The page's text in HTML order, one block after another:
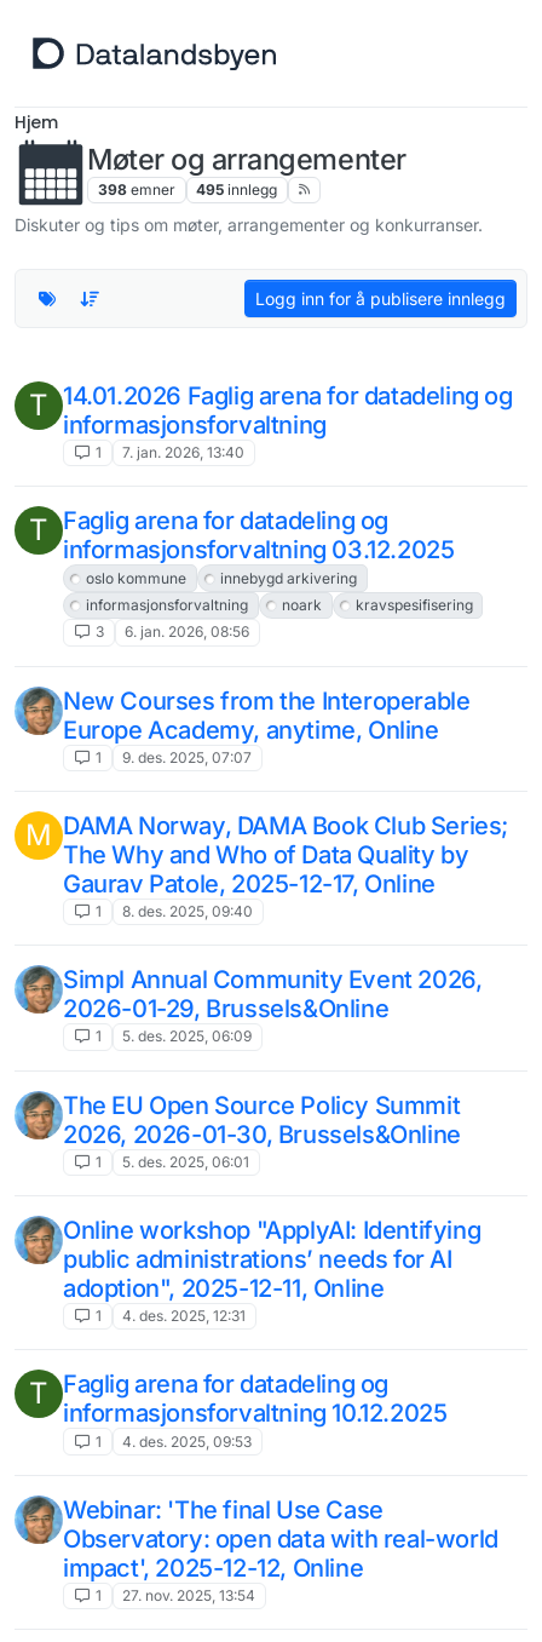
Hjem
Møter og arrangementer
398 emner 495 innlegg
Diskuter og tips om møter, arrangementer og konkurranser.
Logg inn for å publisere innlegg
T 14.01.2026 Faglig arena for datadeling og
informasjonsforvaltning
1 7. jan. 2026, 13:40
T Faglig arena for datadeling og
informasjonsforvaltning 03.12.2025
oslo kommune
innebygd arkivering
informasjonsforvaltning
noark
kravspesifisering
3
6. jan. 2026, 08:56
New Courses from the Interoperable
Europe Academy, anytime, Online
1 9. des. 2025, 07:07
M DAMA Norway, DAMA Book Club Series;
The Why and Who of Data Quality by
Gaurav Patole, 2025-12-17, Online
1 8. des. 2025, 09:40
Simpl Annual Community Event 2026,
2026-01-29, Brussels&Online
1 5. des. 2025, 06:09
The EU Open Source Policy Summit
2026, 2026-01-30, Brussels&Online
1 5. des. 2025, 06:01
Online workshop "ApplyAI: Identifying
public administrations’ needs for AI
adoption", 2025-12-11, Online
1 4. des. 2025, 12:31
T Faglig arena for datadeling og
informasjonsforvaltning 10.12.2025
1 4. des. 2025, 09:53
Webinar: 'The final Use Case
Observatory: open data with real-world
impact', 2025-12-12, Online
1 27. nov. 2025, 13:54